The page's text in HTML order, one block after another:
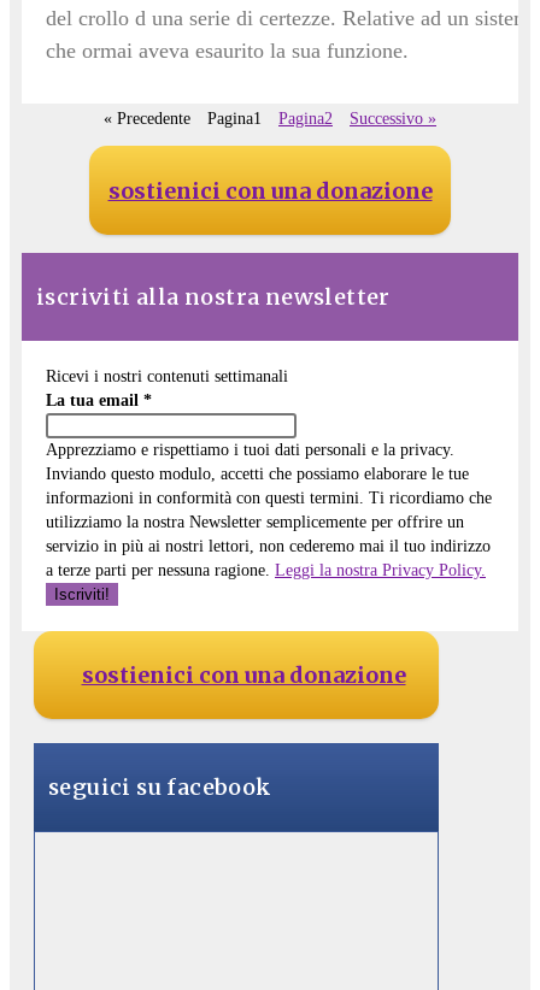
del crollo d una serie di certezze. Relative ad un sistema
che ormai aveva esaurito la sua funzione.
« Precedente Pagina1 Pagina2 Successivo »
sostienici con una donazione
iscriviti alla nostra newsletter
Ricevi i nostri contenuti settimanali
La tua email *
Apprezziamo e rispettiamo i tuoi dati personali e la privacy.
Inviando questo modulo, accetti che possiamo elaborare le tue
informazioni in conformità con questi termini. Ti ricordiamo che
utilizziamo la nostra Newsletter semplicemente per offrire un
servizio in più ai nostri lettori, non cederemo mai il tuo indirizzo
a terze parti per nessuna ragione. Leggi la nostra Privacy Policy.
sostienici con una donazione
seguici su facebook